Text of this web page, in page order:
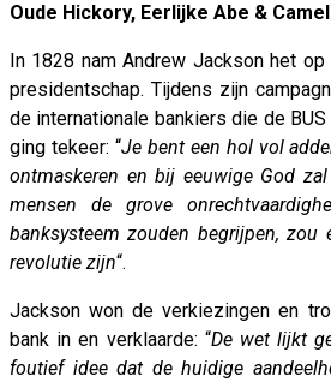
Oude Hickory, Eerlijke Abe &
In 1828 nam Andrew Jackson het
presidentschap. Tijdens zijn
de internationale bankiers die de
ging tekeer: “Je bent een hol vol
ontmaskeren en bij eeuwige God
mensen de grove
banksysteem zouden begrijpen, zou
revolutie zijn“.
Jackson won de verkiezingen en
bank in en verklaarde: “De wet lijkt
foutief idee dat de huidige